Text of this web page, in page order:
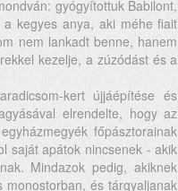
gyógyítottuk Babilont,
kegyes anya, aki méhe fiait
nem lankadt benne, hanem
kezelje, a zúzódást és a
kert újjáépítése és
elrendelte, hogy az
főpásztorainak
saját apátok nincsenek - akik
Mindazok pedig, akiknek
és tárgyaljanak